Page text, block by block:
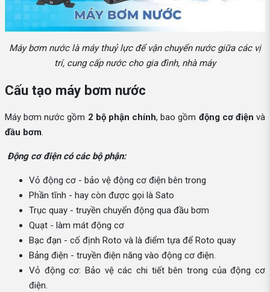
Máy bơm nước là máy thuỷ lực để vận chuyển nước giữa các vị
trí, cung cấp nước cho gia đình, nhà máy
Cấu tạo máy bơm nước
Máy bơm nước gồm 2 bộ phận chính, bao gồm động cơ điện và
đầu bơm
Động cơ điện có các bộ phận:
Vỏ động cơ - bảo vệ động cơ điện bên trong
Phần tĩnh - hay còn được gọi là Sato
Trục quay - truyền chuyển động qua đầu bơm
Quạt - làm mát động cơ
Bạc đạn - cố định Roto và là điểm tựa để Roto quay
Bảng điện - truyền điện năng vào động cơ điện.
Vỏ động cơ: Bảo vệ các chi tiết bên trong của động cơ
điện.